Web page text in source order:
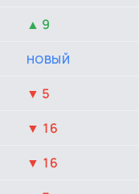
▲ 9
НОВЫЙ
▼ 5
▼ 16
▼ 16